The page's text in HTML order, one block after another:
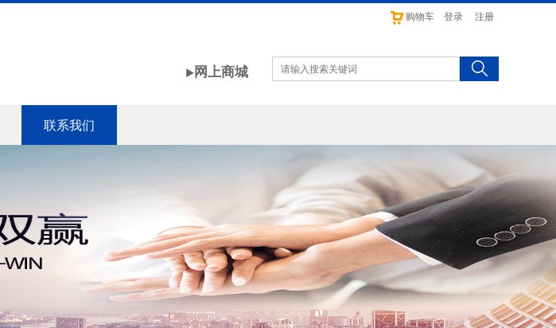
登录 注册
购物车
▶网上商城
联系我们